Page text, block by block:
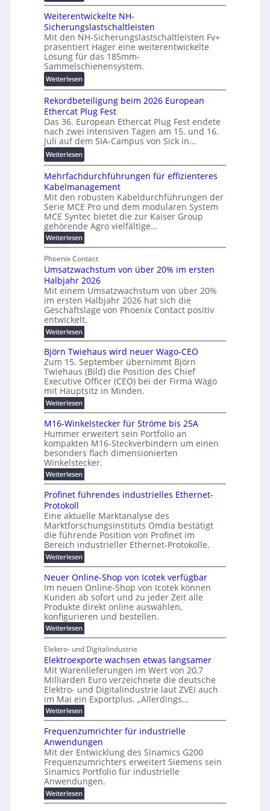
g
e
n
i
g
i
t
a
l
e
T
r
a
n
s
p
a
r
e
n
z
e
r
k
e
i
n
E
l
P
a
s
o
u
n
d
P
e
k
i
n
g
a
u
s
g
e
z
e
i
c
h
n
e
t
a
u
:
F
o
r
s
c
h
u
n
g
s
f
ö
e
r
u
n
g
b
r
a
u
c
h
t
m
e
r
T
e
m
p
o
u
n
d
w
e
n
i
g
r
B
ü
r
o
k
a
t
i
e
V
o
l
t
a
-
X
2
0
2
7
w
i
r
d
z
u
m
E
n
e
r
g
u
ü
r
m
o
d
e
r
n
e
E
e
r
g
i
l
ö
u
n
g
e
n
Weiterentwickelte NH-
Sicherungslastschaltleisten
Mit den NH-Sicherungslastschaltleisten Fv+
präsentiert Hager eine weiterentwickelte
Lösung für das 185mm-
Sammelschienensystem.
Weiterlesen:
W
e
i
t
e
r
e
n
t
w
i
c
k
e
l
e
N
H
-
S
i
c
h
e
r
u
n
g
s
l
a
s
t
s
c
h
a
t
l
e
i
s
t
e
n
Rekordbeteiligung beim 2026 European
Ethercat Plug Fest
Das 36. European Ethercat Plug Fest endete
nach zwei intensiven Tagen am 15. und 16.
Juli auf dem SIA-Campus von Sick in…
Weiterlesen:
R
e
k
o
r
d
b
e
e
i
l
i
g
u
n
g
b
e
m
2
0
2
6
E
u
r
o
p
e
E
t
h
e
r
c
a
t
P
l
u
F
e
s
t
Mehrfachdurchführungen für effizienteres
Kabelmanagement
Mit den robusten Kabeldurchführungen der
Serie MCE Pro und dem modularen System
MCE Syntec bietet die zur Kaiser Group
gehörende Agro vielfältige…
Weiterlesen:
M
h
r
f
a
c
h
d
u
r
c
f
ü
h
r
u
n
g
e
n
f
ü
r
e
ff
i
z
i
e
t
e
r
e
s
K
a
b
e
l
m
a
n
g
m
e
n
t
Phoenix Contact
Umsatzwachstum von über 20% im ersten
Halbjahr 2026
Mit einem Umsatzwachstum von über 20%
im ersten Halbjahr 2026 hat sich die
Geschäftslage von Phoenix Contact positiv
entwickelt.
Weiterlesen:
U
m
s
a
z
w
a
c
h
s
t
u
m
v
o
n
ü
b
e
2
0
%
i
m
e
r
s
e
n
H
a
l
b
a
h
r
2
0
2
6
Björn Twiehaus wird neuer Wago-CEO
Zum 15. September übernimmt Björn
Twiehaus (Bild) die Position des Chief
Executive Officer (CEO) bei der Firma Wago
mit Hauptsitz in Minden.
Weiterlesen:
B
ö
r
n
T
w
i
e
h
a
w
i
r
d
e
e
W
a
g
o
-
C
E
M16-Winkelstecker für Ströme bis 25A
Hummer erweitert sein Portfolio an
kompakten M16-Steckverbindern um einen
besonders flach dimensionierten
Winkelstecker.
Weiterlesen:
M
1
6
W
i
n
k
e
l
s
t
e
c
k
e
r
ü
S
t
r
ö
m
e
b
i
s
5
A
Profinet führendes industrielles Ethernet-
Protokoll
Eine aktuelle Marktanalyse des
Marktforschungsinstituts Omdia bestätigt
die führende Position von Profinet im
Bereich industrieller Ethernet-Protokolle.
Weiterlesen:
P
r
o
i
n
e
t
f
ü
h
r
e
n
d
e
s
i
n
u
s
t
r
i
e
l
l
e
Neuer Online-Shop von Icotek verfügbar
Im neuen Online-Shop von Icotek können
Kunden ab sofort und zu jeder Zeit alle
Produkte direkt online auswählen,
konfigurieren und bestellen.
Weiterlesen:
N
e
u
e
r
O
n
l
i
n
e
-
S
h
o
p
v
o
n
I
c
Elektro- und Digitalindustrie
Elektroexporte wachsen etwas langsamer
Mit Warenlieferungen im Wert von 20,7
Milliarden Euro verzeichnete die deutsche
Elektro- und Digitalindustrie laut ZVEI auch
im Mai ein Exportplus. „Allerdings…
Weiterlesen:
E
e
k
t
r
o
e
x
p
o
Frequenzumrichter für industrielle
Anwendungen
Mit der Entwicklung des Sinamics G200
Frequenzumrichters erweitert Siemens sein
Sinamics Portfolio für industrielle
Anwendungen.
Weiterlesen:
F